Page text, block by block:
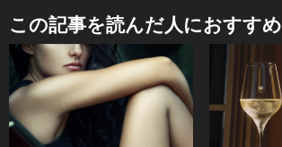
この記事を読んだ人におすすめ